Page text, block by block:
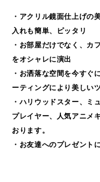
・アクリル鏡面仕上げの
入れも簡単、ピッタリ
・お部屋だけでなく、カ
をオシャレに演出
・お洒落な空間を今すぐ
ーティングにより美しい
・ハリウッドスター、ミ
プレイヤー、人気アニメ
おります。
・お友達へのプレゼント